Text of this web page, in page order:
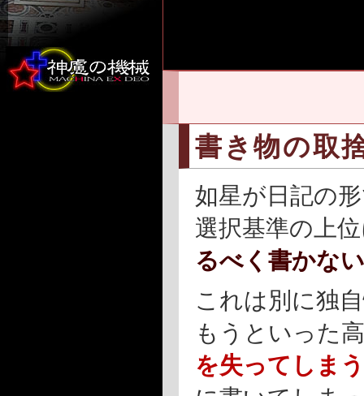
書き物の取
如星が日記の
選択基準の上
るべく書かな
これは別に独
もうといった
を失ってしま